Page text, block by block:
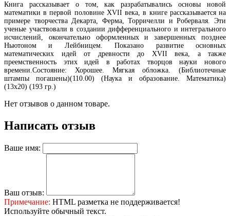
Книга рассказывает о том, как разрабатывались основы новой
математики в первой половине XVII века, в книге рассказывается на
примере творчества Декарта, Ферма, Торричелли и Роберваля. Эти
ученые участвовали в создании дифференциального и интегрального
исчислений, окончательно оформленных и завершенных позднее
Ньютоном и Лейбницем. Показано развитие основных
математических идей от древности до XVII века, а также
преемственность этих идей в работах творцов науки нового
времени.Состояние: Хорошее. Мягкая обложка. (Библиотечные
штампы погашены)(110.00) (Наука и образование. Математика)
(13х20) (193 гр.)
Нет отзывов о данном товаре.
Написать отзыв
Ваше имя:
Ваш отзыв:
Примечание: HTML разметка не поддерживается!
Используйте обычный текст.